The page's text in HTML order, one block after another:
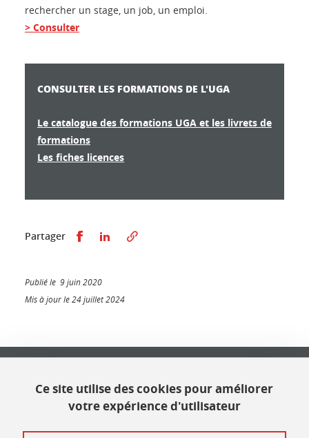
rechercher un stage, un job, un emploi.
> Consulter
CONSULTER LES FORMATIONS DE L'UGA
Le catalogue des formations UGA et les livrets de
formations
Les fiches licences
Partager Partager sur Facebook
Partager sur LinkedIn
Publié le 9 juin 2020
Mis à jour le 24 juillet 2024
621 avenue Centrale
38400 Saint Martin d'Hères
Ce site utilise des cookies pour améliorer
votre expérience d'utilisateur